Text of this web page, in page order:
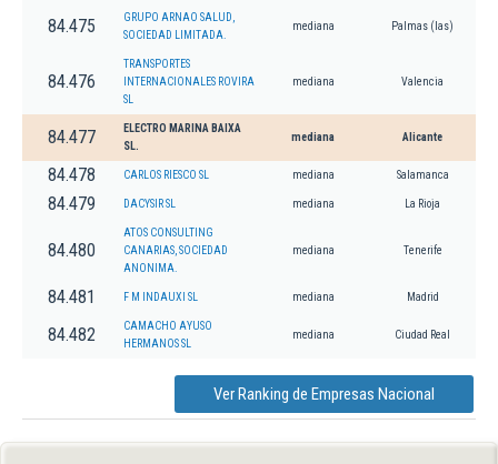
84.475
GRUPO ARNAO SALUD,
SOCIEDAD LIMITADA.
mediana Palmas (las)
84.476
TRANSPORTES
INTERNACIONALES ROVIRA
SL
mediana Valencia
84.477
ELECTRO MARINA BAIXA
SL.
mediana Alicante
84.478 CARLOS RIESCO SL mediana Salamanca
84.479 DACYSIR SL mediana La Rioja
84.480
ATOS CONSULTING
CANARIAS, SOCIEDAD
ANONIMA.
mediana Tenerife
84.481 F M INDAUXI SL mediana Madrid
84.482
CAMACHO AYUSO
HERMANOS SL
mediana Ciudad Real
Ver Ranking de Empresas Nacional